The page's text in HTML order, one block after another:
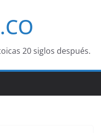
20 siglos después.